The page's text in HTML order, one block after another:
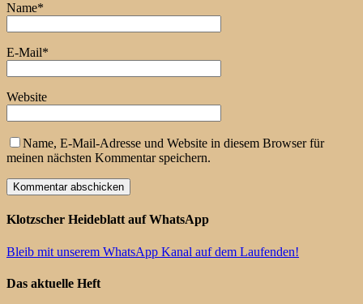
Name*
E-Mail*
Website
Name, E-Mail-Adresse und Website in diesem Browser für
meinen nächsten Kommentar speichern.
Klotzscher Heideblatt auf WhatsApp
Bleib mit unserem WhatsApp Kanal auf dem Laufenden!
Das aktuelle Heft